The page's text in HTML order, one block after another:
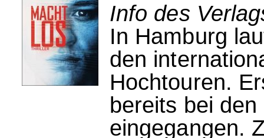
Info des
In Hamburg
den
Hochtouren.
bereits bei
eingegangen.